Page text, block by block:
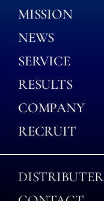
MISSION
NEWS
SERVICE
RESULTS
COMPANY
RECRUIT
DISTRIBUTER